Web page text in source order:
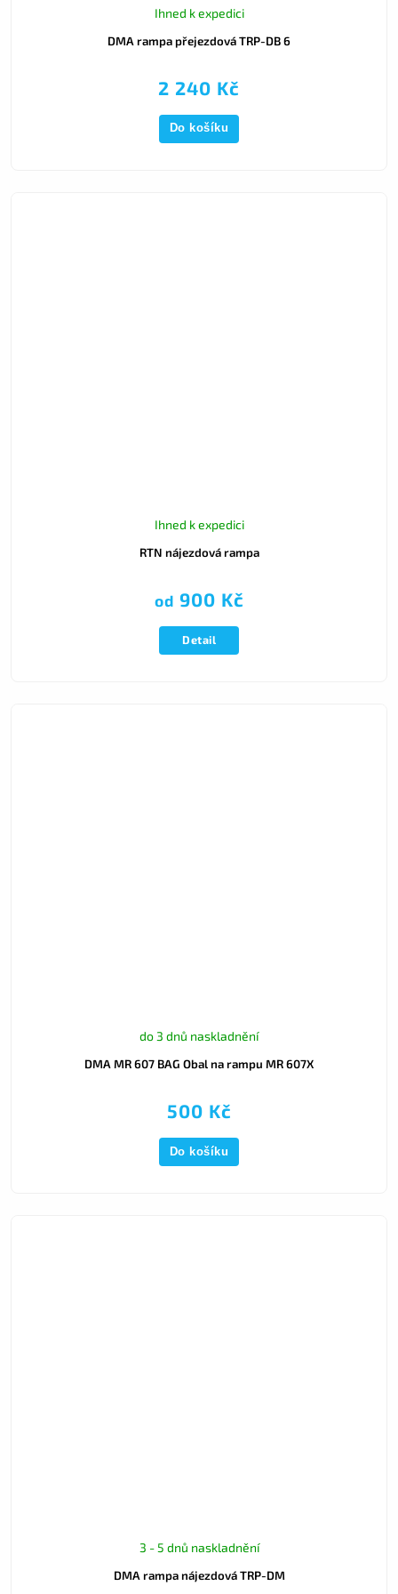
DMA rampa přejezdová TRP-DB 6
Ihned k expedici
2 240 Kč
Do košíku
RTN nájezdová rampa
Ihned k expedici
od 900 Kč
Detail
DMA MR 607 BAG Obal na rampu MR 607X
do 3 dnů naskladnění
500 Kč
Do košíku
DMA rampa nájezdová TRP-DM
3 - 5 dnů naskladnění